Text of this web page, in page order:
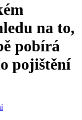
na to,
pobírá
pojištění